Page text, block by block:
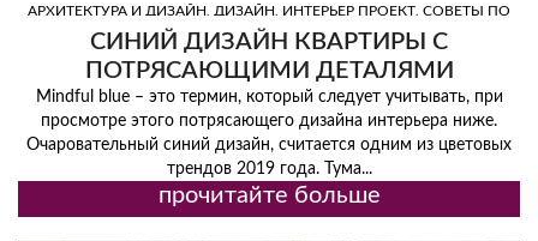
АРХИТЕКТУРА И ДИЗАЙН, ДИЗАЙН, ИНТЕРЬЕР ПРОЕКТ, СОВЕТЫ ПО
ТОП ДИЗАЙНЕРЫ
СИНИЙ ДИЗАЙН КВАРТИРЫ С
ПОТРЯСАЮЩИМИ ДЕТАЛЯМИ
Mindful blue – это термин, который следует учитывать, при
просмотре этого потрясающего дизайна интерьера ниже.
Очаровательный синий дизайн, считается одним из цветовых
трендов 2019 года. Тума...
прочитайте больше